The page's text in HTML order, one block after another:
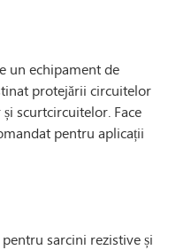
un echipament de
protejării circuitelor
scurtcircuitelor. Face
pentru aplicații
sarcini rezistive și